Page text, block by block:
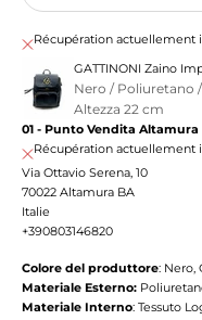
Récupération actuellement
GATTINONI Zaino
Nero / Poliuretano
Altezza 22 cm
01 - Punto Vendita Altamura
Récupération actuellement
Via Ottavio Serena, 10
70022 Altamura BA
Italie
+390803146820
Colore del produttore: Nero,
Materiale Esterno:
Materiale Interno: Tessuto